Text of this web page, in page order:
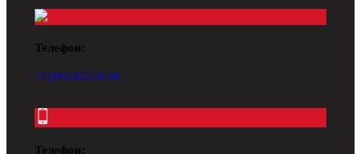
Телефон:
+7 (495) 922-50-48
Телефон: